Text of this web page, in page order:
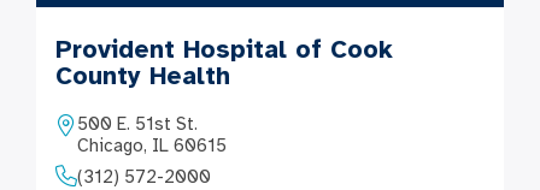
Provident Hospital of Cook
County Health
500 E. 51st St.
Chicago, IL 60615
(312) 572-2000